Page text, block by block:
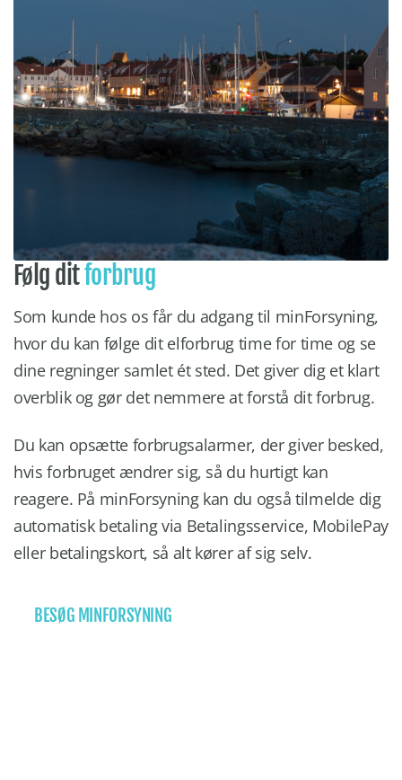
Følg ditforbrug
Som kunde hos os får du adgang til minForsyning,
hvor du kan følge dit elforbrug time for time og se
dine regninger samlet ét sted. Det giver dig et klart
overblik og gør det nemmere at forstå dit forbrug.
Du kan opsætte forbrugsalarmer, der giver besked,
hvis forbruget ændrer sig, så du hurtigt kan
reagere. På minForsyning kan du også tilmelde dig
automatisk betaling via Betalingsservice, MobilePay
eller betalingskort, så alt kører af sig selv.
BESØG MINFORSYNING